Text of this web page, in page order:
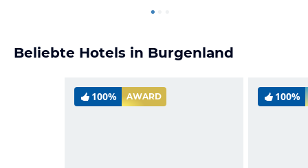
Beliebte Hotels in Burgenland
100% AWARD 100%